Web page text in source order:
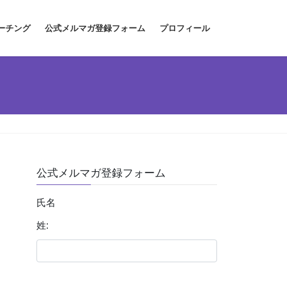
チング 公式メルマガ登録フォーム プロフィール
公式メルマガ登録フォーム
氏名
姓: